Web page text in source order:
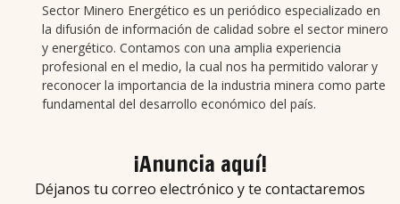
Sector Minero Energético es un periódico especializado en
la difusión de información de calidad sobre el sector minero
y energético. Contamos con una amplia experiencia
profesional en el medio, la cual nos ha permitido valorar y
reconocer la importancia de la industria minera como parte
fundamental del desarrollo económico del país.
¡Anuncia aquí!
Déjanos tu correo electrónico y te contactaremos